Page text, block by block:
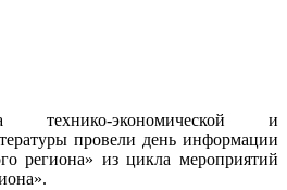
технико-экономической и
провели день информации
региона» из цикла мероприятий